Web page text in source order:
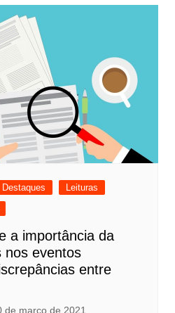
Destaques
Leituras
a importância da
nos eventos
entre
de março de 2021